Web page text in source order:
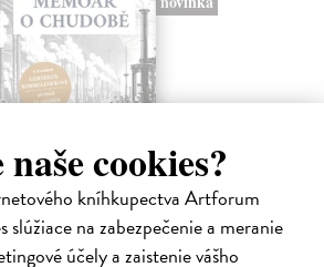
cookies?
kníhkupectva Artforum
slúžiace na zabezpečenie a meranie
účely a zaistenie vášho